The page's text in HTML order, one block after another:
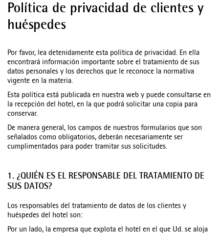
Política de privacidad de clientes y
huéspedes
Por favor, lea detenidamente esta política de privacidad. En ella
encontrará información importante sobre el tratamiento de sus
datos personales y los derechos que le reconoce la normativa
vigente en la materia.
Esta política está publicada en nuestra web y puede consultarse en
la recepción del hotel, en la que podrá solicitar una copia para
conservar.
De manera general, los campos de nuestros formularios que son
señalados como obligatorios, deberán necesariamente ser
cumplimentados para poder tramitar sus solicitudes.
1. ¿QUIÉN ES EL RESPONSABLE DEL TRATAMIENTO DE
SUS DATOS?
Los responsables del tratamiento de datos de los clientes y
huéspedes del hotel son:
Por un lado, la empresa que explota el hotel en el que Ud. se aloja